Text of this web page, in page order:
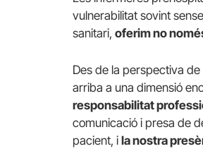
vulnerabilitat sovint
sanitari, oferim no
Des de la perspectiva
arriba a una dimensió
responsabilitat
comunicació i presa de
pacient, i la nostra